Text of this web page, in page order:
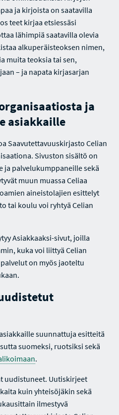
ja kirjoista on saatavilla
teet kirjaa etsiessäsi
lähimpiä saatavilla olevia
alkuperäisteoksen nimen,
muita teoksia tai sen,
– ja napata kirjasarjan
ja
asiakkaille
Saavutettavuuskirjasto Celian
Sivuston sisältö on
ja palvelukumppaneille sekä
muun muassa Celiaa
aineistolajien esittelyt
tai koulu voi ryhtyä Celian
Asiakkaaksi-sivut, joilla
kuka voi liittyä Celian
on myös jaoteltu
suunnattuja esitteitä
suomeksi, ruotsiksi sekä
.
uudistuneet. Uutiskirjeet
kuin yhteisöjäkin sekä
ilmestyvä